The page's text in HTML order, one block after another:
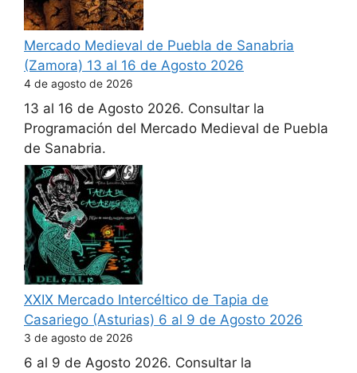
Mercado Medieval de Puebla de Sanabria
(Zamora) 13 al 16 de Agosto 2026
4 de agosto de 2026
13 al 16 de Agosto 2026. Consultar la
Programación del Mercado Medieval de Puebla
de Sanabria.
XXIX Mercado Intercéltico de Tapia de
Casariego (Asturias) 6 al 9 de Agosto 2026
3 de agosto de 2026
6 al 9 de Agosto 2026. Consultar la